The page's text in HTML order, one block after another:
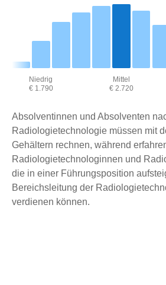
Niedrig
€ 1.790
Mittel
€ 2.720
Absolventinnen und Absolventen
Radiologietechnologie müssen mit
Gehältern rechnen, während
Radiologietechnologinnen und
die in einer Führungsposition
Bereichsleitung der
verdienen können.